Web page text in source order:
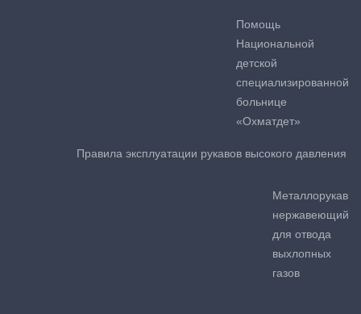
Помощь
Национальной
детской
специализированной
больнице
«Охматдет»
Правила эксплуатации рукавов высокого давления
Металлорукав
нержавеющий
для отвода
выхлопных
газов